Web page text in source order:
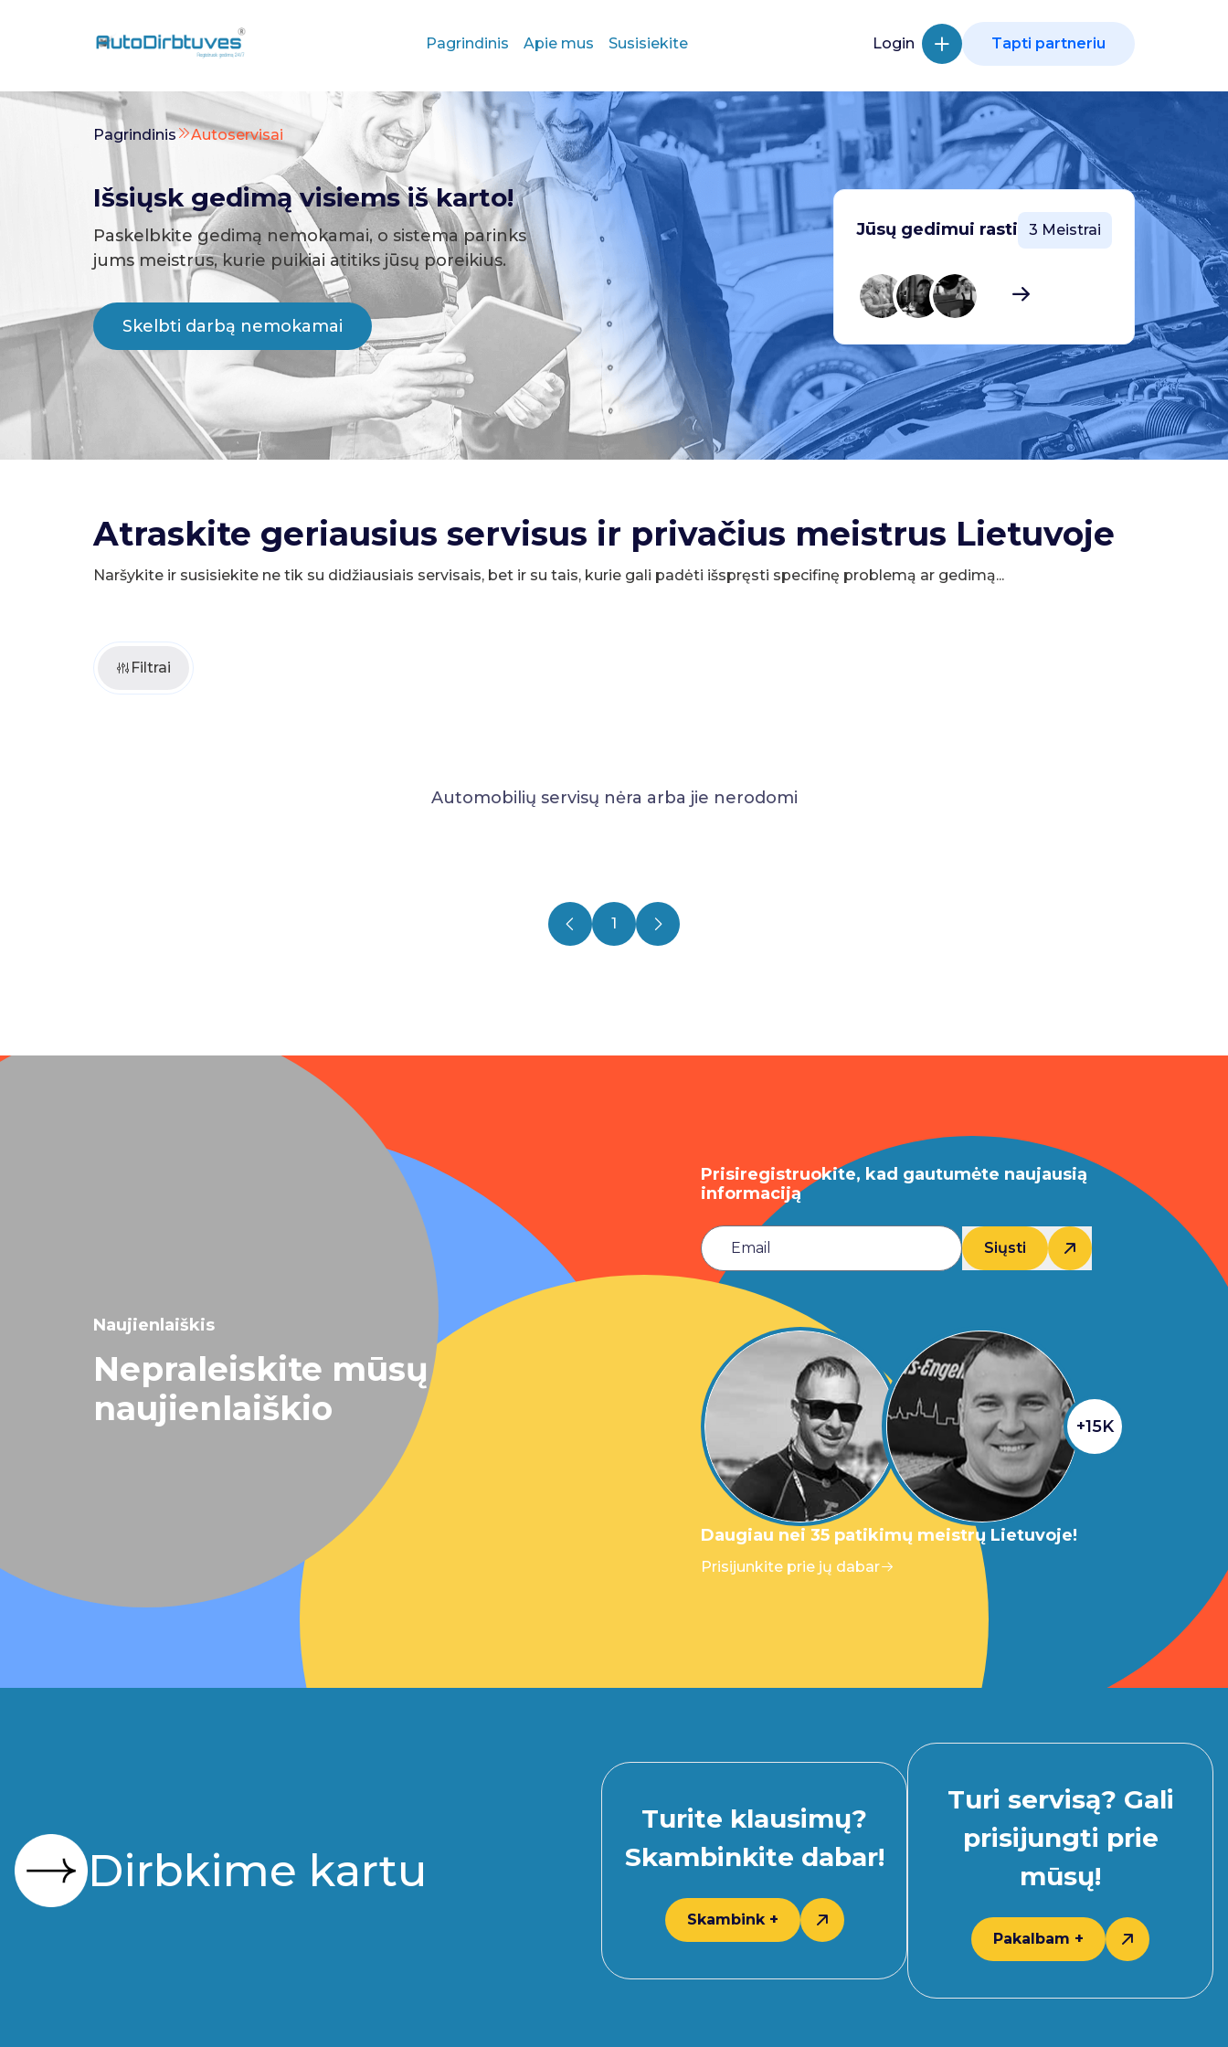
Pagrindinis Apie mus Susisiekite Login Tapti partneriu
Pagrindinis Autoservisai
Išsiųsk gedimą visiems iš karto!
Paskelbkite gedimą nemokamai, o sistema parinks
jums meistrus, kurie puikiai atitiks jūsų poreikius.
Skelbti darbą nemokamai
Jūsų gedimui rasti 3 Meistrai
Atraskite geriausius servisus ir privačius meistrus Lietuvoje
Naršykite ir susisiekite ne tik su didžiausiais servisais, bet ir su tais, kurie gali padėti išspręsti specifinę problemą ar gedimą...
Filtrai
Automobilių servisų nėra arba jie nerodomi
1
Naujienlaiškis
Nepraleiskite mūsų
naujienlaiškio
Prisiregistruokite, kad gautumėte naujausią
informaciją
Siųsti
+15K
Daugiau nei 35 patikimų meistrų Lietuvoje!
Prisijunkite prie jų dabar
Dirbkime kartu
Turite klausimų?
Skambinkite dabar!
Skambink +
Turi servisą? Gali
prisijungti prie
mūsų!
Pakalbam +